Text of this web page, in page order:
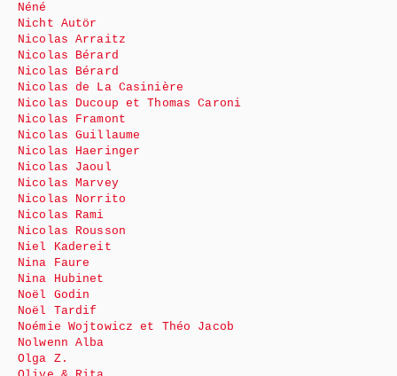
Néné
Nicht Autör
Nicolas Arraitz
Nicolas Bérard
Nicolas Bérard
Nicolas de La Casinière
Nicolas Ducoup et Thomas Caroni
Nicolas Framont
Nicolas Guillaume
Nicolas Haeringer
Nicolas Jaoul
Nicolas Marvey
Nicolas Norrito
Nicolas Rami
Nicolas Rousson
Niel Kadereit
Nina Faure
Nina Hubinet
Noël Godin
Noël Tardif
Noémie Wojtowicz et Théo Jacob
Nolwenn Alba
Olga Z.